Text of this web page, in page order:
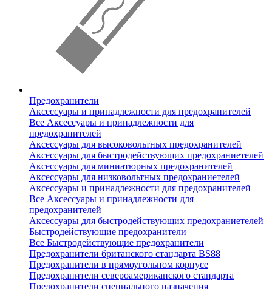
Предохранители
Аксессуары и принадлежности для предохранителей
Все Аксессуары и принадлежности для
предохранителей
Аксессуары для высоковольтных предохранителей
Аксессуары для быстродействующих предохраниетелей
Аксессуары для миниатюрных предохранителей
Аксессуары для низковольтных предохраниетелей
Аксессуары и принадлежности для предохранителей
Все Аксессуары и принадлежности для
предохранителей
Аксессуары для быстродействующих предохраниетелей
Быстродействующие предохранители
Все Быстродействующие предохранители
Предохранители британского стандарта BS88
Предохранители в прямоугольном корпусе
Предохранители североамериканского стандарта
Предохранители специального назначения